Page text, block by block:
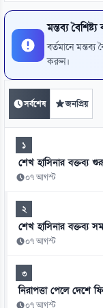
মন্তব্য
বর্তমানে মন্তব্য
করুন।
সর্বশেষ জনপ্রিয়
১
শেখ হাসিনার বক্তব্য
০৭ আগস্ট
২
শেখ হাসিনার বক্তব্য
০৭ আগস্ট
৩
নিরাপত্তা পেলে দেশে
০৭ আগস্ট